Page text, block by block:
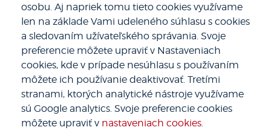
osobu. Aj napriek tomu tieto cookies využívame
len na základe Vami udeleného súhlasu s cookies
a sledovaním užívateľského správania. Svoje
preferencie môžete upraviť v Nastaveniach
cookies, kde v prípade nesúhlasu s používaním
môžete ich používanie deaktivovať. Tretími
stranami, ktorých analytické nástroje využívame
sú Google analytics. Svoje preferencie cookies
môžete upraviť v nastaveniach cookies